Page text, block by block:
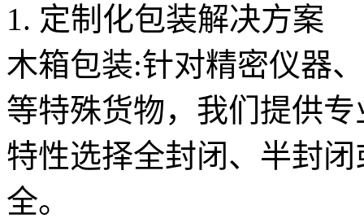
1. 定制化包装解决方案
木箱包装:针对精密仪器
等特殊货物，我们提供
特性选择全封闭、半封
全。